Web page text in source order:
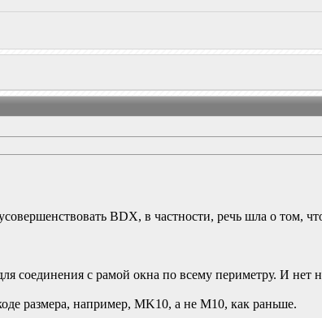
BDX, в частности, речь шла о том,
с рамой окна по всему периметру. И нет
размера, например, MK10, а не М10, как раньше.